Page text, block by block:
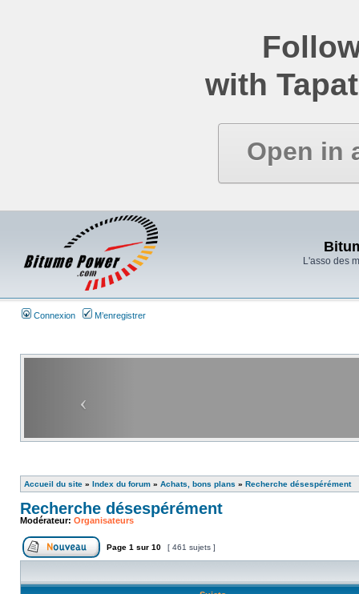
with
Open in
L'asso des
Connexion M’enregistrer
Accueil du site » Index du forum » Achats, bons plans » Recherche désespérément
Recherche désespérément
Modérateur: Organisateurs
Page 1 sur 10 [ 461 sujets ]